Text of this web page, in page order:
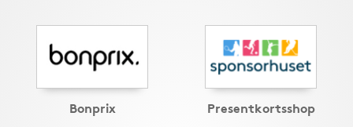
Bonprix Presentkortsshop